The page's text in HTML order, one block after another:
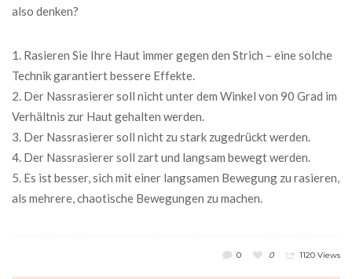
also denken?
1. Rasieren Sie Ihre Haut immer gegen den Strich – eine solche
Technik garantiert bessere Effekte.
2. Der Nassrasierer soll nicht unter dem Winkel von 90 Grad im
Verhältnis zur Haut gehalten werden.
3. Der Nassrasierer soll nicht zu stark zugedrückt werden.
4. Der Nassrasierer soll zart und langsam bewegt werden.
5. Es ist besser, sich mit einer langsamen Bewegung zu rasieren,
als mehrere, chaotische Bewegungen zu machen.
0 0 1120 Views